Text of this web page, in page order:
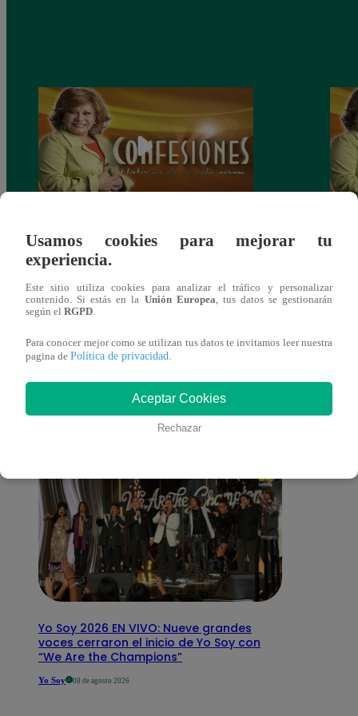
Confesiones: “La Herencia” – capítulo del
Domingo 01 de junio
También te puede
interesar
Yo Soy 2026 EN VIVO: Nueve grandes
voces cerraron el inicio de Yo Soy con
“We Are the Champions”
Yo Soy 08 de agosto 2026
Usamos cookies para mejorar tu
experiencia.
Este sitio utiliza cookies para analizar el tráfico y personalizar
contenido. Si estás en la Unión Europea, tus datos se gestionarán
según el RGPD.
Para conocer mejor como se utilizan tus datos te invitamos leer nuestra
pagina de Política de privacidad.
Aceptar Cookies
Rechazar